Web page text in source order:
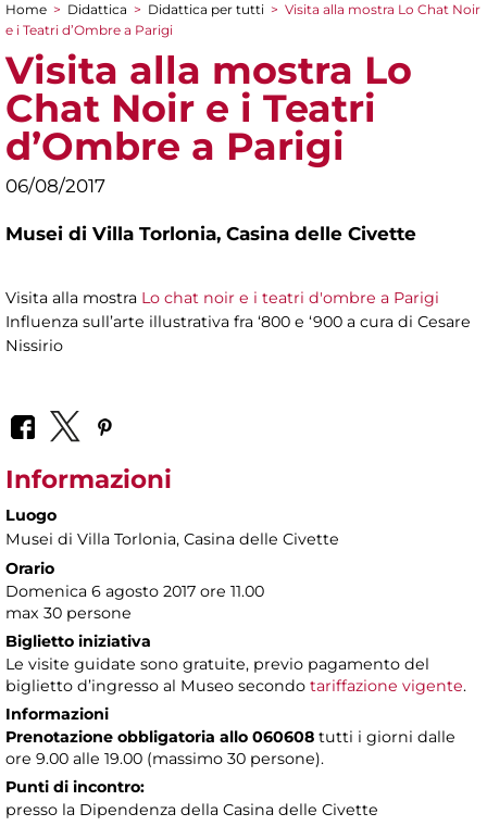
Tu sei qui
Home > Didattica > Didattica per tutti > Visita alla mostra Lo Chat Noir
e i Teatri d’Ombre a Parigi
Visita alla mostra Lo
Chat Noir e i Teatri
d’Ombre a Parigi
06/08/2017
Musei di Villa Torlonia, Casina delle Civette
Visita alla mostra Lo chat noir e i teatri d'ombre a Parigi
Influenza sull’arte illustrativa fra ‘800 e ‘900 a cura di Cesare
Nissirio
Informazioni
Luogo
Musei di Villa Torlonia, Casina delle Civette
Orario
Domenica 6 agosto 2017 ore 11.00
max 30 persone
Biglietto iniziativa
Le visite guidate sono gratuite, previo pagamento del
biglietto d’ingresso al Museo secondo tariffazione vigente.
Informazioni
Prenotazione obbligatoria allo 060608 tutti i giorni dalle
ore 9.00 alle 19.00 (massimo 30 persone).
Punti di incontro:
presso la Dipendenza della Casina delle Civette